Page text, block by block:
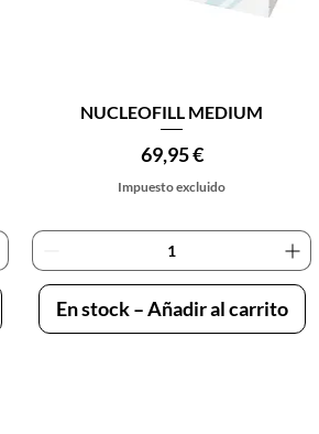
Vista rápida
NUCLEOFILL MEDIUM
Precio
69,95 €
Impuesto excluido
En stock – Añadir al carrito